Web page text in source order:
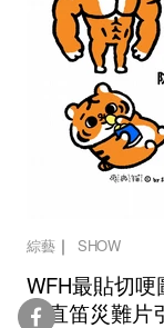
綜藝｜ SHOW
WFH最貼切
言直笛災難片